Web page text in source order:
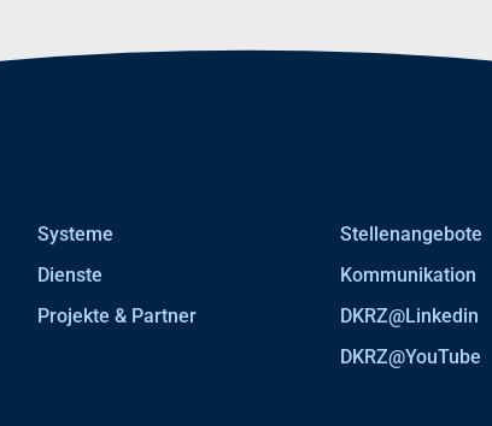
Systeme
Stellenangebote
Dienste
Kommunikation
Projekte & Partner
DKRZ@Linkedin
DKRZ@YouTube